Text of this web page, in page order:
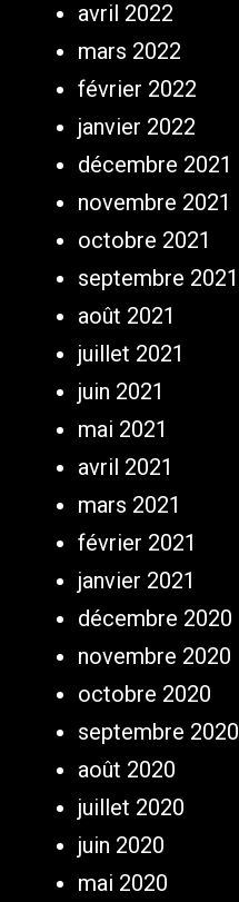
avril 2022
mars 2022
février 2022
janvier 2022
décembre 2021
novembre 2021
octobre 2021
septembre 2021
août 2021
juillet 2021
juin 2021
mai 2021
avril 2021
mars 2021
février 2021
janvier 2021
décembre 2020
novembre 2020
octobre 2020
septembre 2020
août 2020
juillet 2020
juin 2020
mai 2020